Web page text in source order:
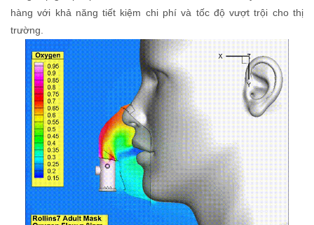
hàng với khả năng tiết kiệm chi phí và tốc độ vượt trội cho thị
trường.